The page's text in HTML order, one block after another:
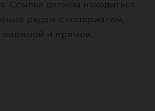
Ссылка должна находиться
рядом с материалом,
видимой и прямой.